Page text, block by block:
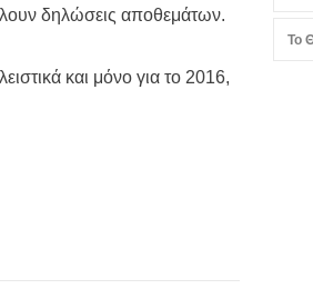
δηλώσεις αποθεμάτων.
και μόνο για το 2016,
Το